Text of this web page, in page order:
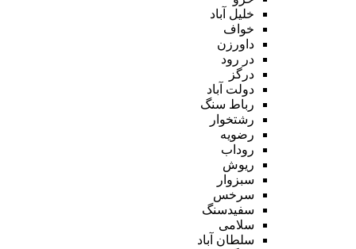
خلیل آباد
خواف
داورزن
در رود
درگز
دولت آباد
رباط سنگ
رشتخوار
رضویه
روداب
ریوش
سبزوار
سرخس
سفیدسنگ
سلامی
سلطان آباد